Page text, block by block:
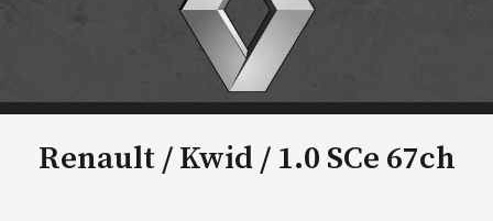
Renault / Kwid / 1.0 SCe 67ch